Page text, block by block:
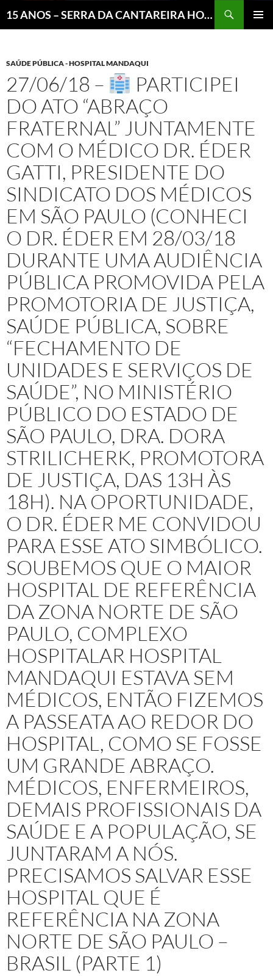
15 ANOS – SERRA DA CANTAREIRA HOJE E COTIDIANO DO BRASIL E DO MUNDO
SAÚDE PÚBLICA - HOSPITAL MANDAQUI
27/06/18 –
PARTICIPEI
DO ATO “ABRAÇO
FRATERNAL” JUNTAMENTE
COM O MÉDICO DR. ÉDER
GATTI, PRESIDENTE DO
SINDICATO DOS MÉDICOS
EM SÃO PAULO (CONHECI
O DR. ÉDER EM 28/03/18
DURANTE UMA AUDIÊNCIA
PÚBLICA PROMOVIDA PELA
PROMOTORIA DE JUSTIÇA,
SAÚDE PÚBLICA, SOBRE
“FECHAMENTO DE
UNIDADES E SERVIÇOS DE
SAÚDE”, NO MINISTÉRIO
PÚBLICO DO ESTADO DE
SÃO PAULO, DRA. DORA
STRILICHERK, PROMOTORA
DE JUSTIÇA, DAS 13H ÀS
18H). NA OPORTUNIDADE,
O DR. ÉDER ME CONVIDOU
PARA ESSE ATO SIMBÓLICO.
SOUBEMOS QUE O MAIOR
HOSPITAL DE REFERÊNCIA
DA ZONA NORTE DE SÃO
PAULO, COMPLEXO
HOSPITALAR HOSPITAL
MANDAQUI ESTAVA SEM
MÉDICOS, ENTÃO FIZEMOS
A PASSEATA AO REDOR DO
HOSPITAL, COMO SE FOSSE
UM GRANDE ABRAÇO.
MÉDICOS, ENFERMEIROS,
DEMAIS PROFISSIONAIS DA
SAÚDE E A POPULAÇÃO, SE
JUNTARAM A NÓS.
PRECISAMOS SALVAR ESSE
HOSPITAL QUE É
REFERÊNCIA NA ZONA
NORTE DE SÃO PAULO –
BRASIL (PARTE 1)